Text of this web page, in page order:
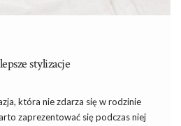
stylizacje
która nie zdarza się w rodzinie
zaprezentować się podczas niej